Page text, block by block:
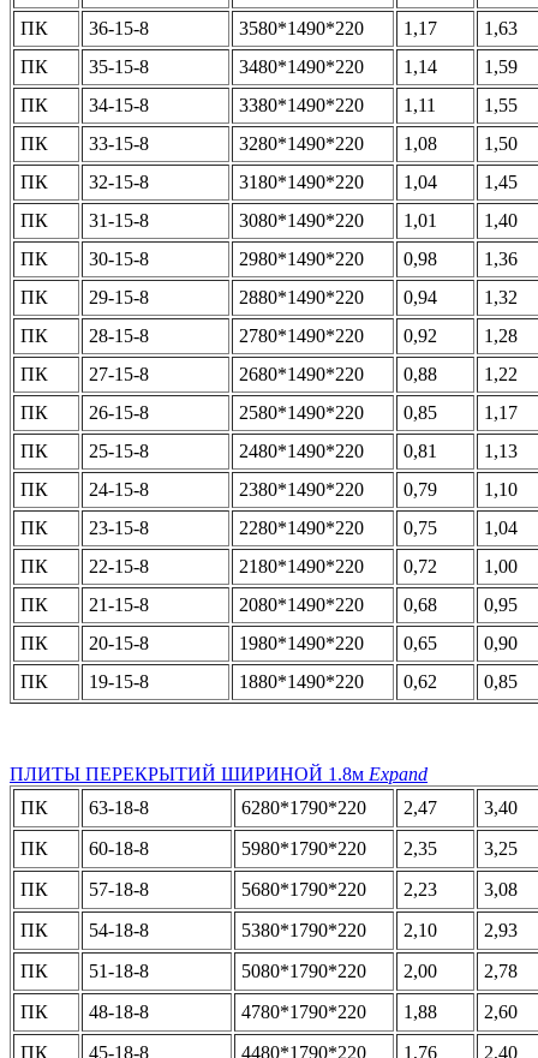
ПК
36-15-8 3580*1490*220 1,17
1,63
ПК
35-15-8 3480*1490*220 1,14
1,59
ПК
34-15-8 3380*1490*220 1,11
1,55
ПК
33-15-8 3280*1490*220 1,08
1,50
ПК
32-15-8 3180*1490*220 1,04
1,45
ПК
31-15-8 3080*1490*220 1,01
1,40
ПК
30-15-8 2980*1490*220 0,98
1,36
ПК
29-15-8 2880*1490*220 0,94
1,32
ПК
28-15-8 2780*1490*220 0,92
1,28
ПК
27-15-8 2680*1490*220 0,88
1,22
ПК
26-15-8 2580*1490*220 0,85
1,17
ПК
25-15-8 2480*1490*220 0,81
1,13
ПК
24-15-8 2380*1490*220 0,79
1,10
ПК
23-15-8 2280*1490*220 0,75
1,04
ПК
22-15-8 2180*1490*220 0,72
1,00
ПК
21-15-8 2080*1490*220 0,68
0,95
ПК
20-15-8 1980*1490*220 0,65
0,90
ПК
19-15-8 1880*1490*220 0,62 0,85
ПЛИТЫ ПЕРЕКРЫТИЙ ШИРИНОЙ 1.8м Expand
ПК
63-18-8 6280*1790*220 2,47
3,40
ПК
60-18-8 5980*1790*220 2,35
3,25
ПК
57-18-8 5680*1790*220 2,23
3,08
ПК
54-18-8 5380*1790*220 2,10
2,93
ПК
51-18-8 5080*1790*220 2,00
2,78
ПК
48-18-8 4780*1790*220 1,88
2,60
ПК
45-18-8 4480*1790*220 1,76
2,40